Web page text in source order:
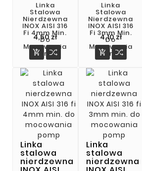
Linka
Stalowa
Nierdzewna
INOX AISI 316
Fi 4mm Min.
Do
Mocowania
Pomp
4,50 złCena

Linka
stalowa
nierdzewna
Linka
Stalowa
Nierdzewna
INOX AISI 316
Fi 3mm Min.
Do
Mocowania
Pomp
4,10 złCena

Linka
stalowa
nierdzewna